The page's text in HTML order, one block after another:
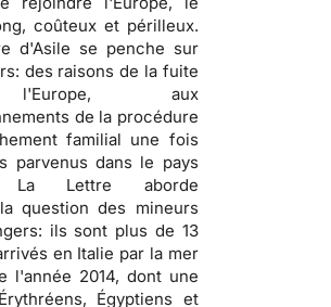
coûteux et périlleux.
d'Asile se penche sur
des raisons de la fuite
aux
de la procédure
familial une fois
parvenus dans le pays
La Lettre aborde
question des mineurs
ils sont plus de 13
en Italie par la mer
l'année 2014, dont une
Égyptiens et